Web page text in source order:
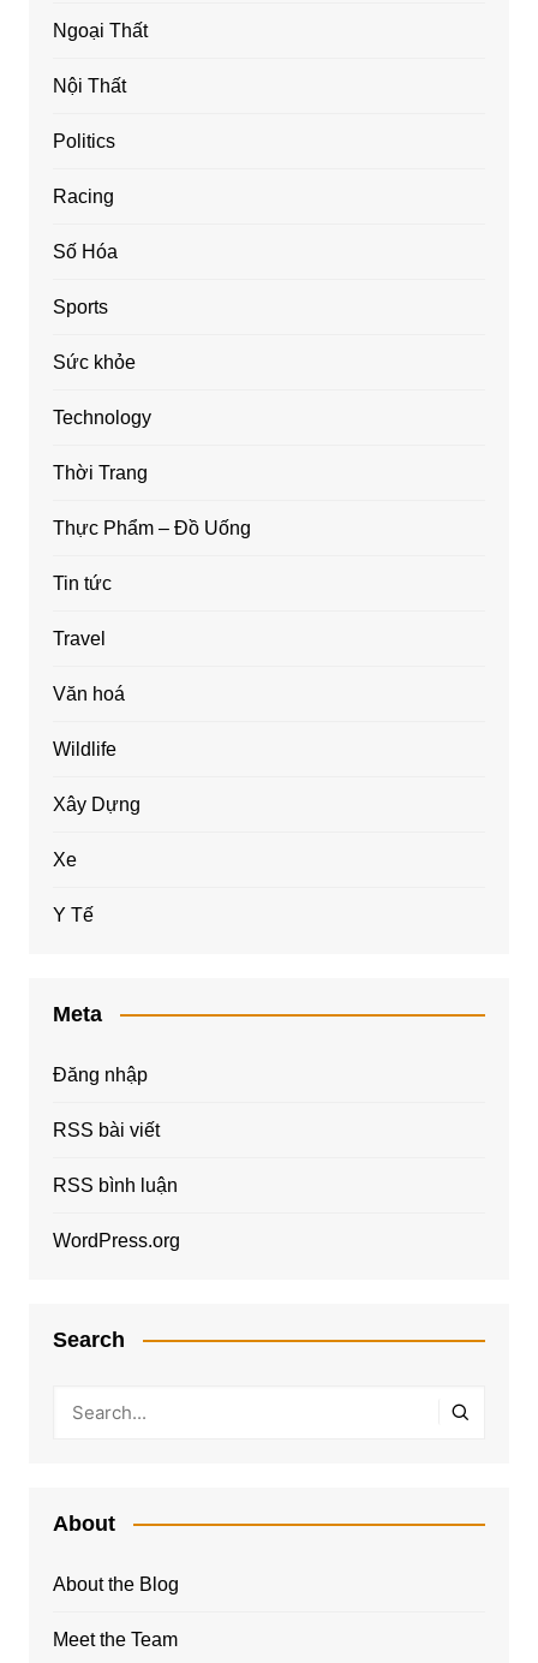
Ngoại Thất
Nội Thất
Politics
Racing
Số Hóa
Sports
Sức khỏe
Technology
Thời Trang
Thực Phẩm – Đồ Uống
Tin tức
Travel
Văn hoá
Wildlife
Xây Dựng
Xe
Y Tế
Meta
Đăng nhập
RSS bài viết
RSS bình luận
WordPress.org
Search
About
About the Blog
Meet the Team